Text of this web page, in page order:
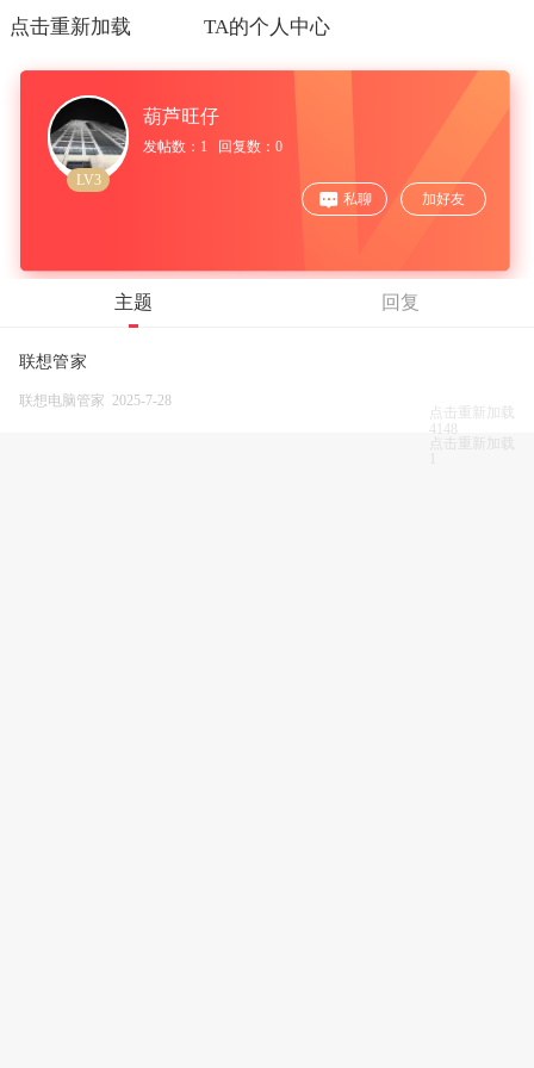
点击重新加载 TA的个人中心
LV3
葫芦旺仔
发帖数：1 回复数：0
私聊 加好友
主题 回复
联想管家
联想电脑管家 2025-7-28
点击重新加载
4148